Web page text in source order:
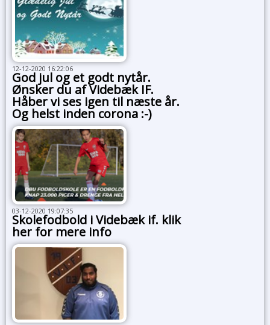
12-12-2020 16:22:06
God jul og et godt nytår.
Ønsker du af Videbæk IF.
Håber vi ses igen til næste år.
Og helst inden corona :-)
03-12-2020 19:07:35
Skolefodbold i Videbæk if. klik
her for mere info